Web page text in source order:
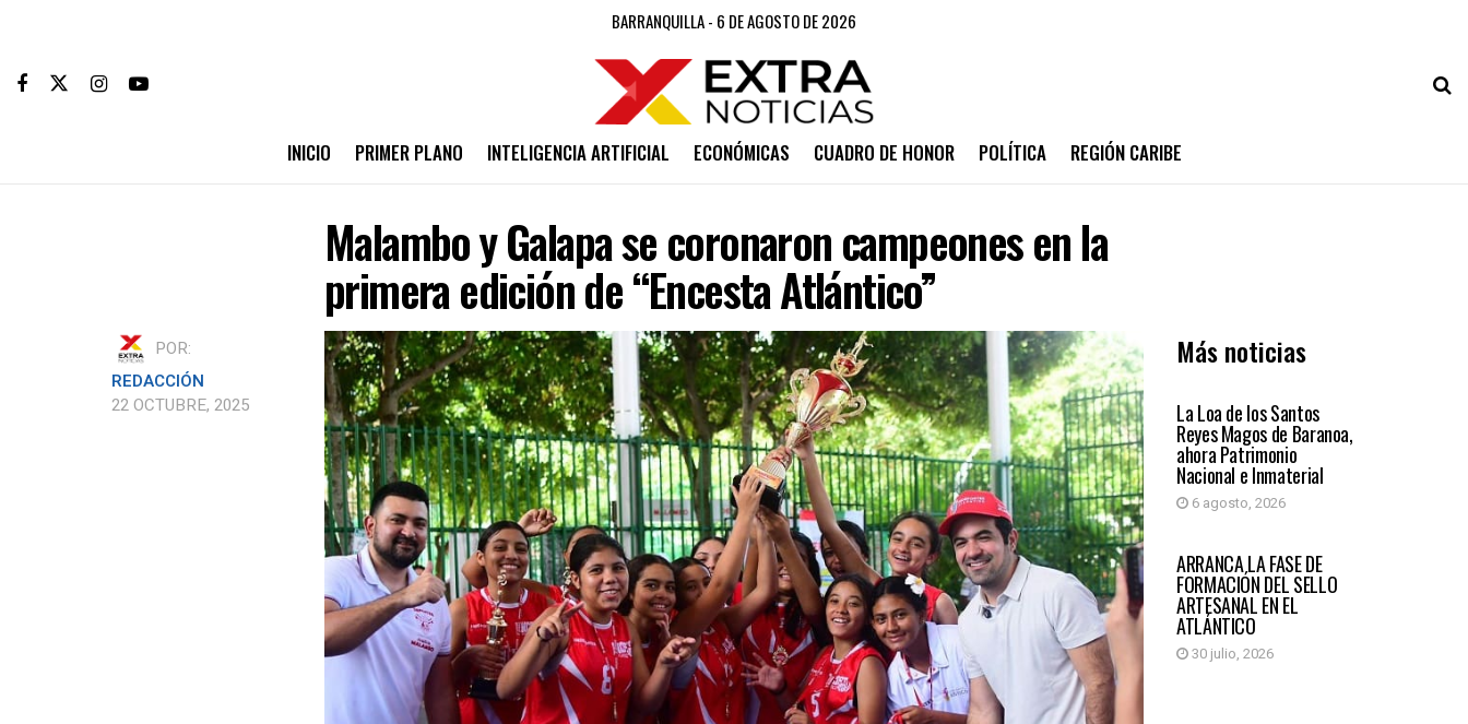
BARRANQUILLA - 6 DE AGOSTO DE 2026
INICIO PRIMER PLANO INTELIGENCIA ARTIFICIAL ECONÓMICAS CUADRO DE HONOR POLÍTICA REGIÓN CARIBE
Malambo y Galapa se coronaron campeones en la
primera edición de “Encesta Atlántico”
POR:
REDACCIÓN
22 OCTUBRE, 2025
Más noticias
ATLÁNTICO
La Loa de los Santos
Reyes Magos de Baranoa,
ahora Patrimonio
Nacional e Inmaterial
6 agosto, 2026
ATLÁNTICO
ARRANCA LA FASE DE
FORMACIÓN DEL SELLO
ARTESANAL EN EL
ATLÁNTICO
30 julio, 2026